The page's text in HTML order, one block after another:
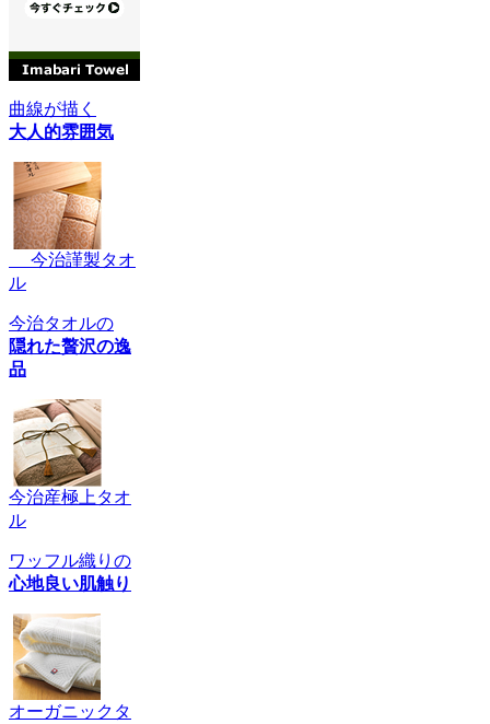
曲線が描く
大人的雰囲気
今治謹製タオ
ル
今治タオルの
隠れた贅沢の逸
品
今治産極上タオ
ル
ワッフル織りの
心地良い肌触り
オーガニックタ